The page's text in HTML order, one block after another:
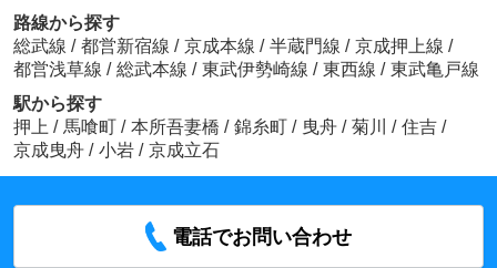
路線から探す
総武線 / 都営新宿線 / 京成本線 / 半蔵門線 / 京成押上線 /
都営浅草線 / 総武本線 / 東武伊勢崎線 / 東西線 / 東武亀戸線
駅から探す
押上 / 馬喰町 / 本所吾妻橋 / 錦糸町 / 曳舟 / 菊川 / 住吉 /
京成曳舟 / 小岩 / 京成立石
電話でお問い合わせ